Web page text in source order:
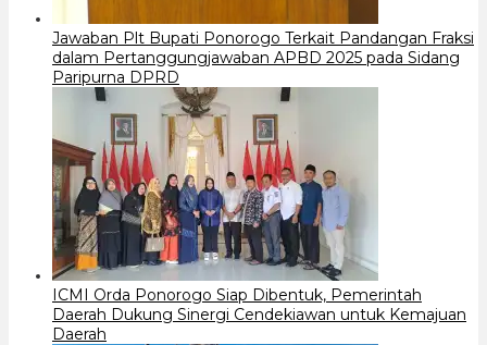
Jawaban Plt Bupati Ponorogo Terkait Pandangan Fraksi
dalam Pertanggungjawaban APBD 2025 pada Sidang
Paripurna DPRD
ICMI Orda Ponorogo Siap Dibentuk, Pemerintah
Daerah Dukung Sinergi Cendekiawan untuk Kemajuan
Daerah